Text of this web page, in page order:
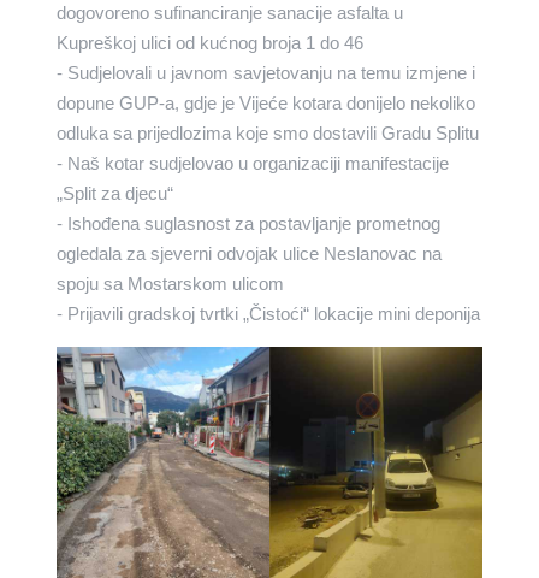
dogovoreno sufinanciranje sanacije asfalta u
Kupreškoj ulici od kućnog broja 1 do 46
- Sudjelovali u javnom savjetovanju na temu izmjene i
dopune GUP-a, gdje je Vijeće kotara donijelo nekoliko
odluka sa prijedlozima koje smo dostavili Gradu Splitu
- Naš kotar sudjelovao u organizaciji manifestacije
„Split za djecu“
- Ishođena suglasnost za postavljanje prometnog
ogledala za sjeverni odvojak ulice Neslanovac na
spoju sa Mostarskom ulicom
- Prijavili gradskoj tvrtki „Čistoći“ lokacije mini deponija